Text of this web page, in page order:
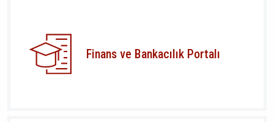
Finans ve Bankacılık Portalı